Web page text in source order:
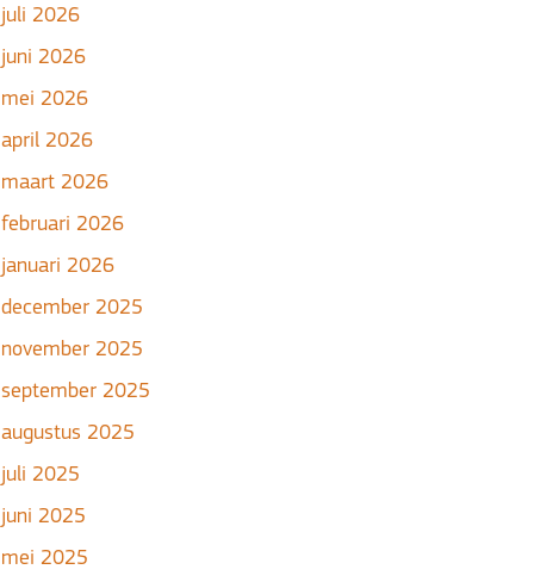
juli 2026
juni 2026
mei 2026
april 2026
maart 2026
februari 2026
januari 2026
december 2025
november 2025
september 2025
augustus 2025
juli 2025
juni 2025
mei 2025